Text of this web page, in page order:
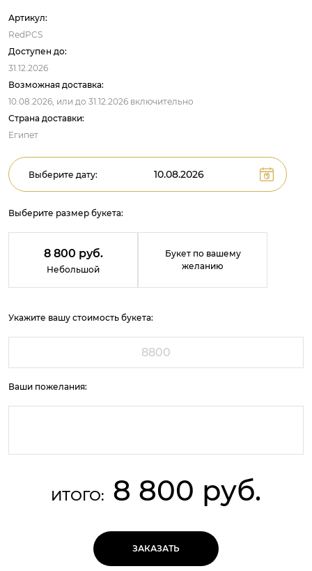
Артикул:
RedPCS
Доступен до:
31.12.2026
Возможная доставка:
10.08.2026, или до 31.12.2026 включительно
Страна доставки:
Египет
Выберите дату:
Выберите размер букета:
8 800 руб.
Небольшой
Букет по вашему
желанию
Укажите вашу стоимость букета:
Ваши пожелания:
ИТОГО: 8 800 руб.
ЗАКАЗАТЬ